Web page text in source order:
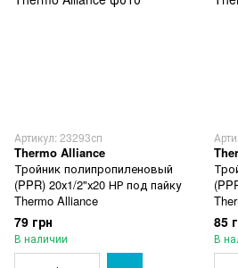
Артикул: 23293сп
Thermo Alliance
Тройник полипропиленовый
(PPR) 20х1/2"х20 НР под пайку
Thermo Alliance
79 грн
В наличии
85
В